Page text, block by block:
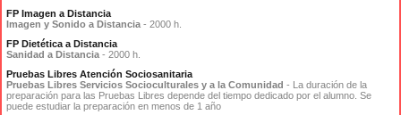
FP Imagen a Distancia
Imagen y Sonido a Distancia - 2000 h.
FP Dietética a Distancia
Sanidad a Distancia - 2000 h.
Pruebas Libres Atención Sociosanitaria
Pruebas Libres Servicios Socioculturales y a la Comunidad - La duración de la
preparación para las Pruebas Libres depende del tiempo dedicado por el alumno. Se
puede estudiar la preparación en menos de 1 año